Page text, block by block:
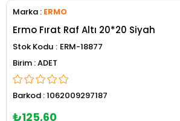
Marka : ERMO
Ermo Fırat Raf Altı 20*20 Siyah
Stok Kodu
ERM-18877
ADET
Barkod :1062009297187
₺125,60